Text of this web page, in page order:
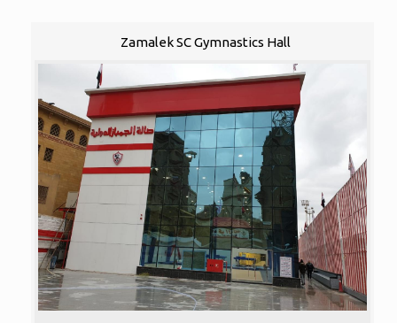
Zamalek SC Gymnastics Hall